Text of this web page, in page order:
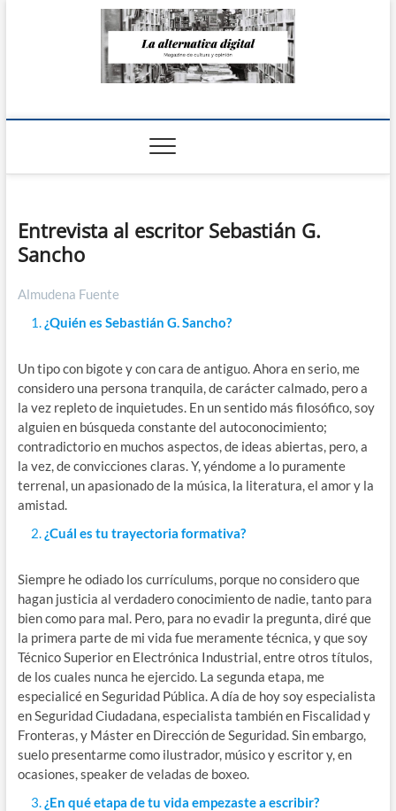
La Alternativa
Entrevista al escritor Sebastián G.
Sancho
Almudena Fuente
¿Quién es Sebastián G. Sancho?
Un tipo con bigote y con cara de antiguo. Ahora en serio, me
considero una persona tranquila, de carácter calmado, pero a
la vez repleto de inquietudes. En un sentido más filosófico, soy
alguien en búsqueda constante del autoconocimiento;
contradictorio en muchos aspectos, de ideas abiertas, pero, a
la vez, de convicciones claras. Y, yéndome a lo puramente
terrenal, un apasionado de la música, la literatura, el amor y la
amistad.
¿Cuál es tu trayectoria formativa?
Siempre he odiado los currículums, porque no considero que
hagan justicia al verdadero conocimiento de nadie, tanto para
bien como para mal. Pero, para no evadir la pregunta, diré que
la primera parte de mi vida fue meramente técnica, y que soy
Técnico Superior en Electrónica Industrial, entre otros títulos,
de los cuales nunca he ejercido. La segunda etapa, me
especialicé en Seguridad Pública. A día de hoy soy especialista
en Seguridad Ciudadana, especialista también en Fiscalidad y
Fronteras, y Máster en Dirección de Seguridad. Sin embargo,
suelo presentarme como ilustrador, músico y escritor y, en
ocasiones, speaker de veladas de boxeo.
¿En qué etapa de tu vida empezaste a escribir?